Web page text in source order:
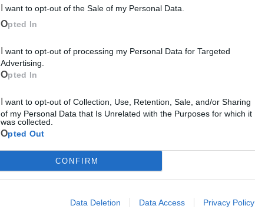
I want to opt-out of the Sale of my Personal Data.
Opted In
Advertising.
Opted In
of my Personal Data that Is Unrelated with the Purposes for which it
was collected.
Opted Out
CONFIRM
Data Deletion Data Access Privacy Policy